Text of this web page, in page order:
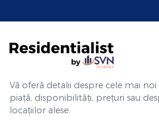
Vă oferă detalii despre cele mai
piață, disponibilități, prețuri sau
locațiilor alese.